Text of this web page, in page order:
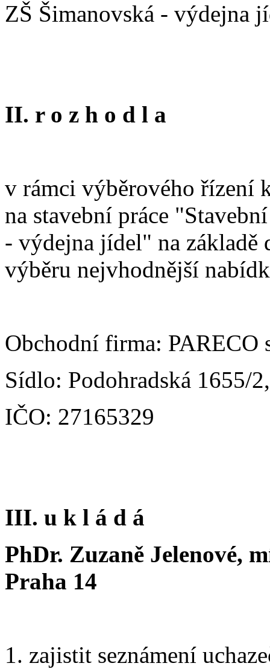
ZŠ Šimanovská - výdejna
II. r o z h o d l a
v rámci výběrového řízení
na stavební práce
- výdejna jídel" na základě
výběru nejvhodnější
Obchodní firma: PARECO
Sídlo: Podohradská 1655/
IČO: 27165329
III. u k l á d á
PhDr. Zuzaně Jelenové,
Praha 14
1. zajistit seznámení